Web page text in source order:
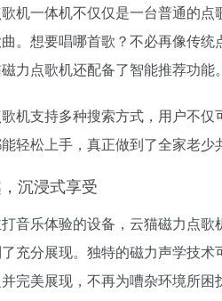
机一体机不仅仅是一台普通的
。想要唱哪首歌？不必再像传
力点歌机还配备了智能推荐功
机支持多种搜索方式，用户不
轻松上手，真正做到了全家老少
沉浸式享受
音乐体验的设备，云猫磁力点
充分展现。独特的磁力声学技
完美展现，不再为嘈杂环境所困